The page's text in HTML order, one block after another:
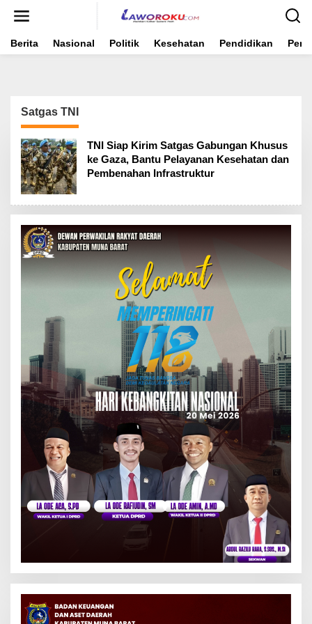
Berita Nasional Politik Kesehatan Pendidikan
Satgas TNI
TNI Siap Kirim Satgas Gabungan Khusus
ke Gaza, Bantu Pelayanan Kesehatan dan
Pembenahan Infrastruktur